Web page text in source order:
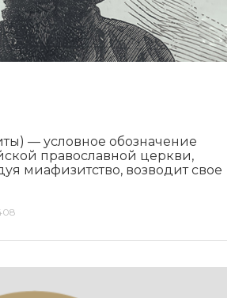
— условное обозначение
православной церкви,
миафизитство, возводит свое